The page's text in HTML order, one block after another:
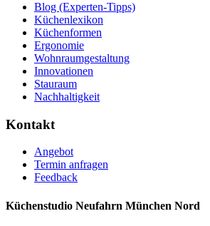
Blog (Experten-Tipps)
Küchenlexikon
Küchenformen
Ergonomie
Wohnraumgestaltung
Innovationen
Stauraum
Nachhaltigkeit
Kontakt
Angebot
Termin anfragen
Feedback
Küchenstudio Neufahrn München Nord